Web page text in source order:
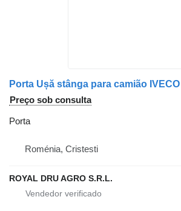
Porta Ușă stânga para camião
Preço sob consulta
Porta
Roménia, Cristesti
ROYAL DRU AGRO S.R.L.